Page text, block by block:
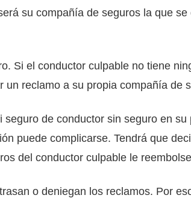
su compañía de seguros la que
Si el conductor culpable no tiene
reclamo a su propia compañía de
de conductor sin seguro en
puede complicarse. Tendrá que
del conductor culpable le
o deniegan los reclamos. Por